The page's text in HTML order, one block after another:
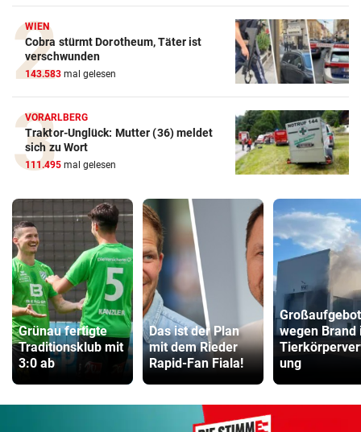
WIEN
Cobra stürmt Dorotheum, Täter ist
verschwunden
143.583 mal gelesen
VORARLBERG
Traktor-Unglück: Mutter (36) meldet
sich zu Wort
111.495 mal gelesen
Grünau fertigte
Traditionsklub mit
3:0 ab
Das ist der Plan
mit dem Rieder
Rapid-Fan Fiala!
Großaufgebot
wegen Brand
ung